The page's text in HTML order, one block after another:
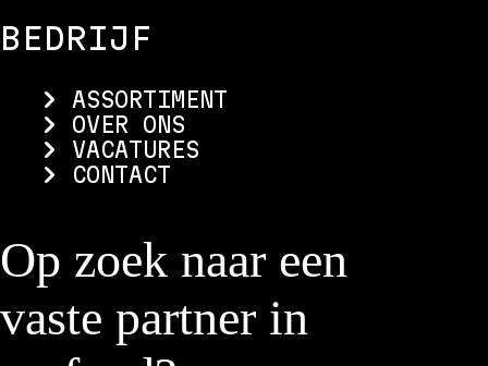
BEDRIJF
ASSORTIMENT
OVER ONS
VACATURES
CONTACT
Op zoek naar een
vaste partner in